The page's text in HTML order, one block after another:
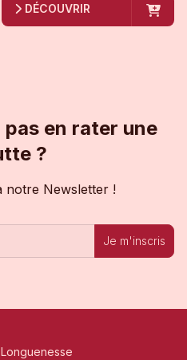
DÉCOUVRIR
en rater une
?
notre Newsletter !
Je m'inscris
Longuenesse